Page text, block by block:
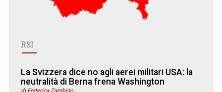
RSI
La Svizzera dice no agli aerei militari USA: la
neutralità di Berna frena Washington
di Federica Zambino